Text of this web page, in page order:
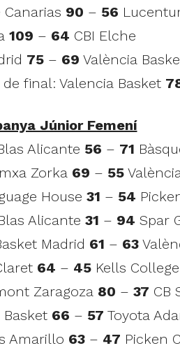
Canarias 90 – 56
109 – 64 CBI Elche
75– 69 València
final: Valencia Basket
Júnior Femení
Alicante 56 – 71
Zorka 69 – 55
House 31 – 54
Alicante 31 – 94 Spar
Madrid 61 – 63
64 – 45Kells College
Zaragoza 80 – 37 CB
Basket 66 – 57 Toyota
Amarillo 63– 47 Picken